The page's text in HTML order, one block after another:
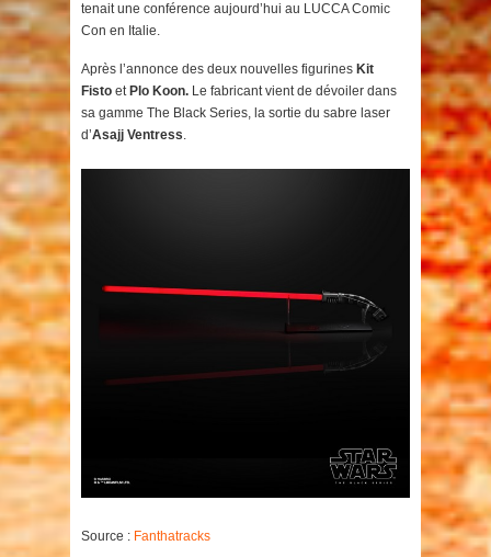
tenait une conférence aujourd’hui au LUCCA Comic
Con en Italie.
Après l’annonce des deux nouvelles figurines Kit
Fisto et Plo Koon. Le fabricant vient de dévoiler dans
sa gamme The Black Series, la sortie du sabre laser
d’Asajj Ventress.
Source : Fanthatracks